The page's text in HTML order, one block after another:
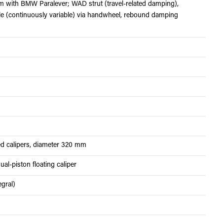
with BMW Paralever; WAD strut (travel-related damping),
(continuously variable) via handwheel, rebound damping
calipers, diameter 320 mm
piston floating caliper